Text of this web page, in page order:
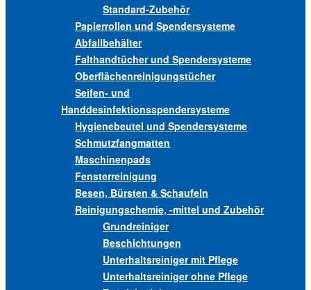
Standard-Zubehör
Papierrollen und Spendersysteme
Abfallbehälter
Falthandtücher und Spendersysteme
Oberflächenreinigungstücher
Seifen- und
Handdesinfektionsspendersysteme
Hygienebeutel und Spendersysteme
Schmutzfangmatten
Maschinenpads
Fensterreinigung
Besen, Bürsten & Schaufeln
Reinigungschemie, -mittel und Zubehör
Grundreiniger
Beschichtungen
Unterhaltsreiniger mit Pflege
Unterhaltsreiniger ohne Pflege